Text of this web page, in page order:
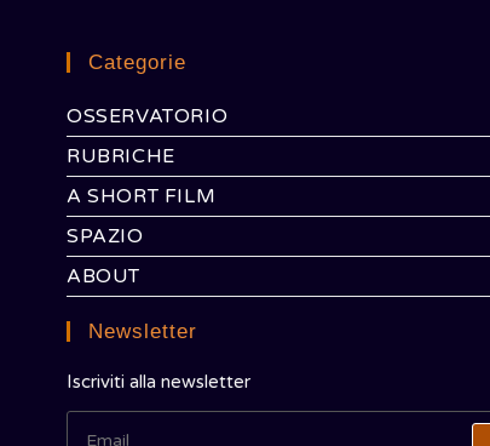
Categorie
OSSERVATORIO
RUBRICHE
A SHORT FILM
SPAZIO
ABOUT
Newsletter
Iscriviti alla newsletter